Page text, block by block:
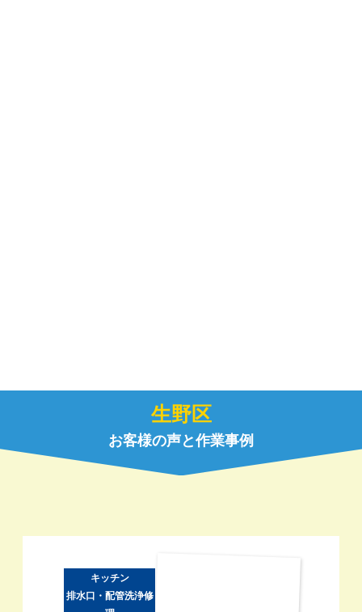
生野区
お客様の声と作業事例
キッチン
排水口・配管洗浄修